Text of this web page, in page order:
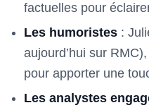
factuelles pour
Les humoristes :
aujourd’hui sur
pour apporter une
Les analystes